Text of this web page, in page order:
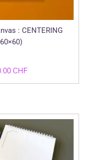
: CENTERING
CHFPlage
de
à
480.00 CHF